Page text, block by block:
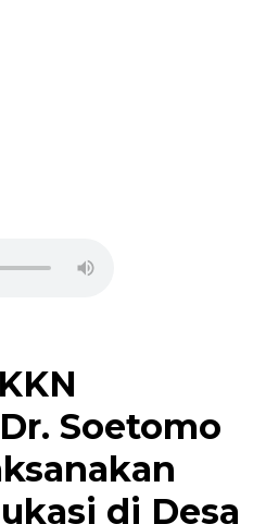
Soetomo
di Desa